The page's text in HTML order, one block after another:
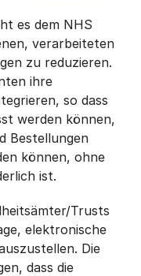
es dem NHS
verarbeiteten
zu reduzieren.
ihre
so dass
werden können,
Bestellungen
können, ohne
ist.
Trusts
elektronische
Die
dass die